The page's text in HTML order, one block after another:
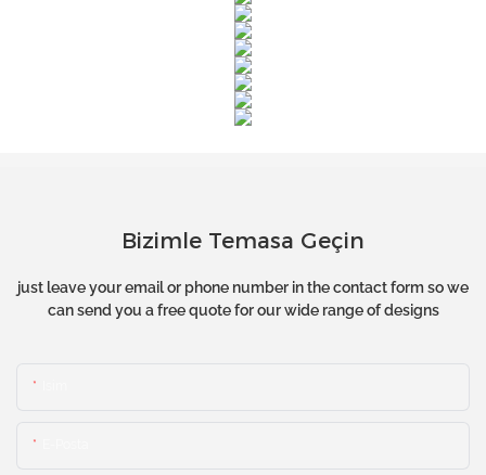
Bizimle Temasa Geçin
just leave your email or phone number in the contact form so we
can send you a free quote for our wide range of designs